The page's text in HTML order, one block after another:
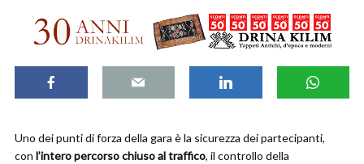
Uno dei punti di forza della gara è la sicurezza dei partecipanti,
con l’intero percorso chiuso al traffico, il controllo della